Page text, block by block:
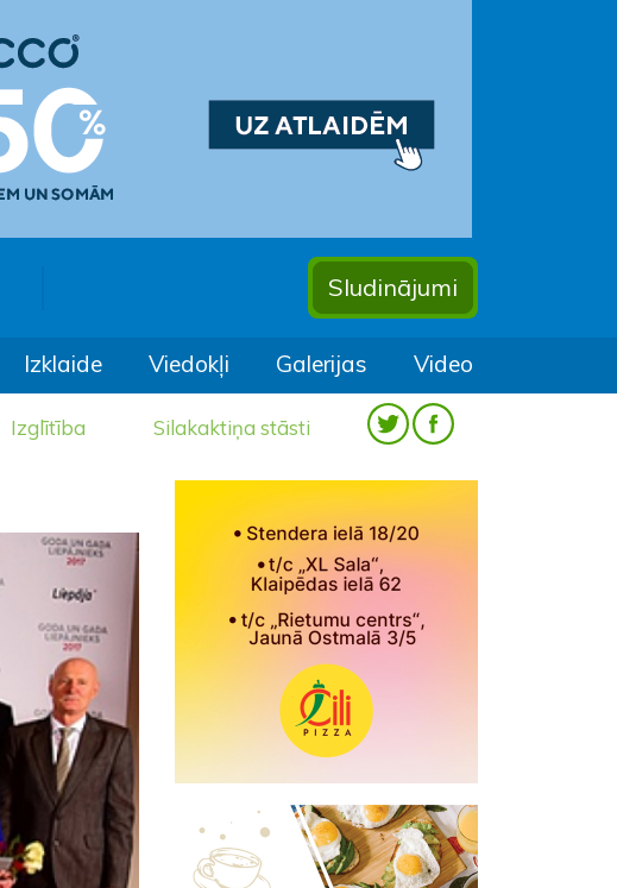
Sludinājumi
Izklaide Viedokļi Galerijas Video
Izglītība Silakaktiņa stāsti